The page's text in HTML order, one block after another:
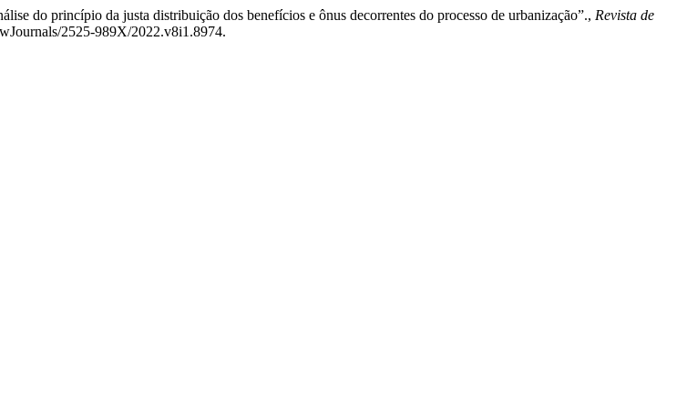
do princípio da justa distribuição dos benefícios e ônus decorrentes do processo de urbanização”., Revista de
2525-989X/2022.v8i1.8974.